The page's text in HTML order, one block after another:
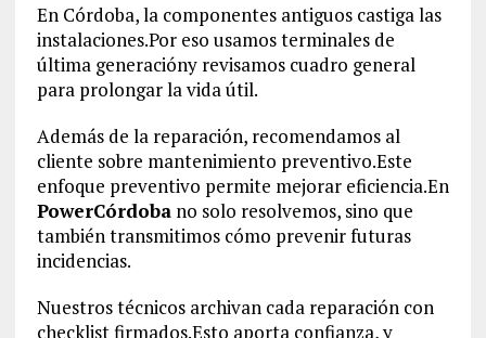
En Córdoba, la componentes antiguos castiga las
instalaciones.Por eso usamos terminales de
última generacióny revisamos cuadro general
para prolongar la vida útil.
Además de la reparación, recomendamos al
cliente sobre mantenimiento preventivo.Este
enfoque preventivo permite mejorar eficiencia.En
PowerCórdobano solo resolvemos, sino que
también transmitimos cómo prevenir futuras
incidencias.
Nuestros técnicos archivan cada reparación con
checklist firmados.Esto aporta confianza, y